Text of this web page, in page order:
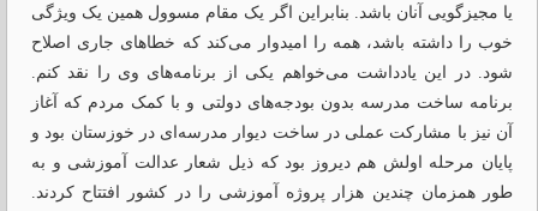
یا مجیزگویی آنان باشد. بنابراین اگر یک مقام مسوول همین یک ویژگی
خوب را داشته باشد، همه را امیدوار می‌کند که خطاهای جاری اصلاح
شود. در این یادداشت می‌خواهم یکی از برنامه‌های وی را نقد کنم.
برنامه ساخت مدرسه بدون بودجه‌های دولتی و با کمک مردم که آغاز
آن نیز با مشارکت عملی در ساخت دیوار مدرسه‌ای در خوزستان بود و
پایان مرحله اولش هم دیروز بود که ذیل شعار عدالت آموزشی و به‌
طور همزمان چندین هزار پروژه آموزشی را در کشور افتتاح کردند.